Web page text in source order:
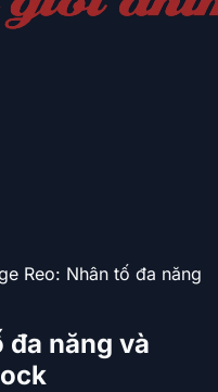
Reo: Nhân tố đa năng
đa năng và